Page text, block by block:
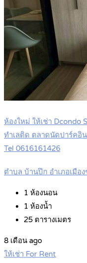
ห้องใหม่ ให้เช่า Dcondo
ทำเลติด ตลาดนัดปาร์คอิ
Tel 0616161426
ตำบล บ้านปึก อำเภอเมือ
1 ห้องนอน
1 ห้องน้ำ
25 ตารางเมตร
8 เดือน ago
ให้เช่า For Rent